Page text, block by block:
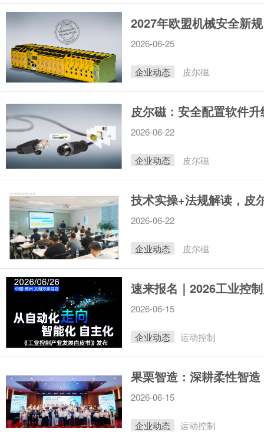
2027年欧盟机械安全新
2026-06-25
企业动态 皮尔磁
皮尔磁：安全配置软件
2026-06-22
企业动态 皮尔磁
技术实操+法规解读，皮
2026-06-22
企业动态 皮尔磁
2026-06-15
企业动态 运动控制
2026-06-15
企业动态 运动控制